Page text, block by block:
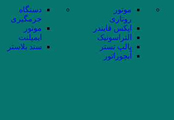
موتور
روتاری
اپکس فایندر
التراسونیک
پالپ تستر
آبچوراتور
دستگاه
جرمگیری
موتور
ایمپلنت
سند بلاستر